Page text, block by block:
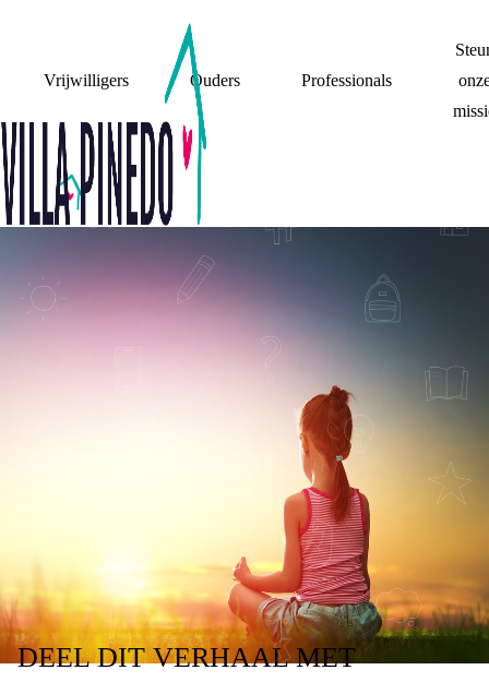
Vrijwilligers Ouders Professionals
DEELDIT VERHAALMET